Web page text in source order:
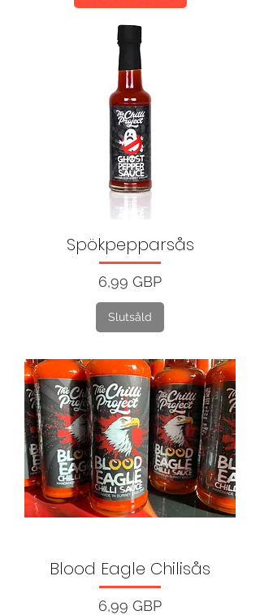
Spökpepparsås
Pris
6,99 GBP
Slutsåld
Blood Eagle Chilisås
Pris
6,99 GBP